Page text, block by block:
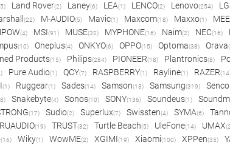
Land Rover(2) Laney(6) LEA(1) LENCO(2) Lenovo(254) LG
(22) M-AUDIO(5) Mavic(1) Maxcom(18) Maxxo(1)
(4) MSI(91) MUSE(32) MYPHONE(16) Naim(2) NEC(16)
(10) Oneplus(4) ONKYO(6) OPPO(15) Optoma(38) Orava
Products(15) Philips(284) PIONEER(18) Plantronics(8)
Pure Audio(1) QCY(7) RASPBERRY(1) Rayline(1) RAZER
(1) Ruggear(1) Sades(14) Samson(13) Samsung(319)
Snakebyte(4) Sonos(10) SONY(136) Soundeus(1)
(17) Sudio(2) Superlux(7) Swissten(4) SYMA(6)
(19) TRUST(32) Turtle Beach(5) UleFone(14) UMAX
(16) Wiky(1) WowME(2) XGIMI(19) Xiaomi(100) XPPen(35)